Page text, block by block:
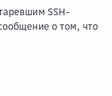
SSH-
о том, что